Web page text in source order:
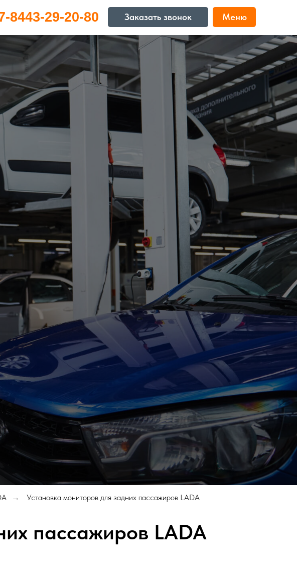
8443-29-20-80 Заказать звонок Меню
→ Установка мониторов для задних пассажиров LADA
пассажиров LADA